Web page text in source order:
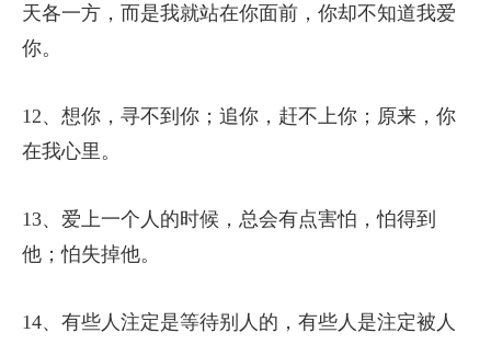
天各一方，而是我就站在你面前，你却不知道我爱
你。
12、想你，寻不到你；追你，赶不上你；原来，你
在我心里。
13、爱上一个人的时候，总会有点害怕，怕得到
他；怕失掉他。
14、有些人注定是等待别人的，有些人是注定被人